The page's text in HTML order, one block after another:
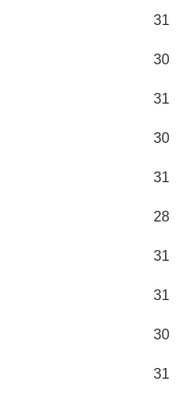
31
30
31
30
31
28
31
31
30
31